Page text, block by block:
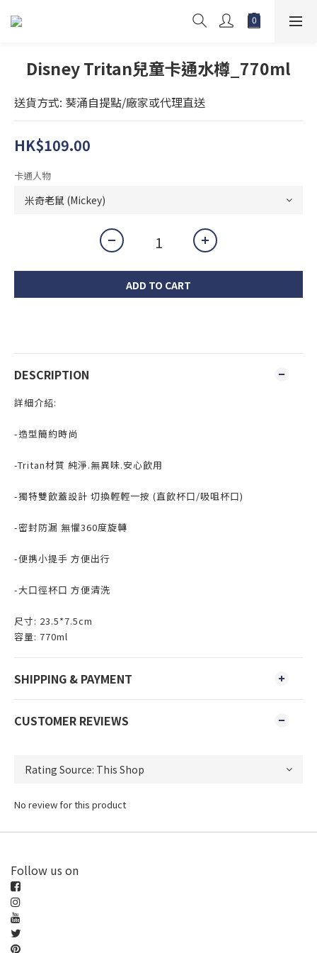
Disney Tritan兒童卡通水樽_770ml
送貨方式: 葵涌自提點/廠家或代理直送
HK$109.00
卡通人物
ADD TO CART
DESCRIPTION
詳細介紹:
-造型簡約時尚
-Tritan材質 純淨.無異味.安心飲用
-獨特雙飲蓋設計 切換輕輕一按 (直飲杯口/吸咀杯口)
-密封防漏 無懼360度旋轉
-便携小提手 方便出行
-大口徑杯口 方便清洗
尺寸: 23.5*7.5cm
容量: 770ml
SHIPPING & PAYMENT
CUSTOMER REVIEWS
No review for this product
Follow us on